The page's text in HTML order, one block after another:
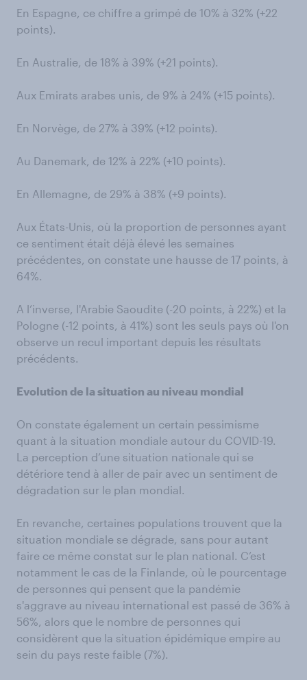
En Espagne, ce chiffre a grimpé de 10% à 32% (+22
points).
En Australie, de 18% à 39% (+21 points).
Aux Emirats arabes unis, de 9% à 24% (+15 points).
En Norvège, de 27% à 39% (+12 points).
Au Danemark, de 12% à 22% (+10 points).
En Allemagne, de 29% à 38% (+9 points).
Aux États-Unis, où la proportion de personnes ayant
ce sentiment était déjà élevé les semaines
précédentes, on constate une hausse de 17 points, à
64%.
A l’inverse, l'Arabie Saoudite (-20 points, à 22%) et la
Pologne (-12 points, à 41%) sont les seuls pays où l'on
observe un recul important depuis les résultats
précédents.
Evolution de la situation au niveau mondial
On constate également un certain pessimisme
quant à la situation mondiale autour du COVID-19.
La perception d’une situation nationale qui se
détériore tend à aller de pair avec un sentiment de
dégradation sur le plan mondial.
En revanche, certaines populations trouvent que la
situation mondiale se dégrade, sans pour autant
faire ce même constat sur le plan national. C’est
notamment le cas de la Finlande, où le pourcentage
de personnes qui pensent que la pandémie
s'aggrave au niveau international est passé de 36% à
56%, alors que le nombre de personnes qui
considèrent que la situation épidémique empire au
sein du pays reste faible (7%).